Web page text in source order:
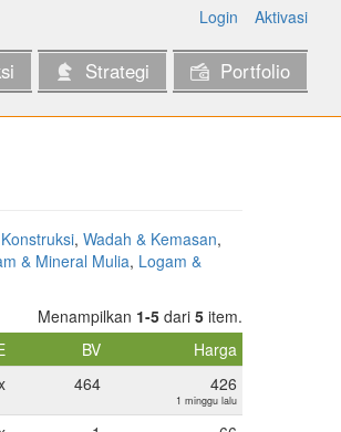
Login Aktivasi
Strategi Portfolio
, Wadah & Kemasan,
& Mineral Mulia, Logam &
Menampilkan 1-5 dari5 item.
BV
Harga
464 426
1 minggu lalu